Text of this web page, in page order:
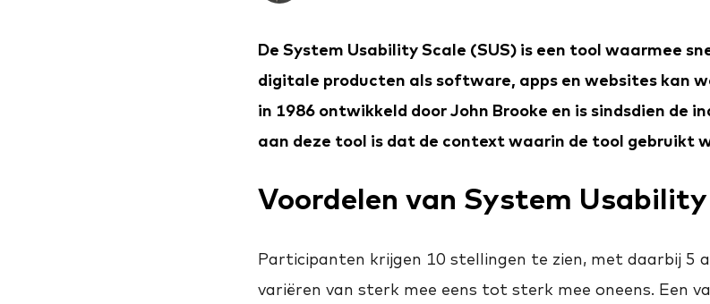
De System Usability Scale (SUS) is een tool waarmee
digitale producten als software, apps en websites kan
in 1986 ontwikkeld door John Brooke en is sindsdien de
aan deze tool is dat de context waarin de tool gebruikt
Voordelen van System
Participanten krijgen 10 stellingen te zien, met daarbij 5
variëren van sterk mee eens tot sterk mee oneens. Een